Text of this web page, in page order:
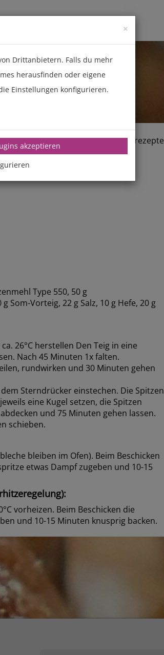
manz-backtechnik.de/rezepte
Type 550, 50 g
Som-Vorteig, 22 g Salz, 10 g Hefe, 20 g
26°C herstellen Den Teig in eine
Nach 45 Minuten 1x falten.
rundwirken und 30 Minuten gehen
Sterndrücker einstechen. Die Spitzen
eine Kugel setzen, die Spitzen
und 75 Minuten gehen lassen.
schieben.
bleiben im Ofen). Beim Beschicken
etwas Dampf zugeben und 10-15
vorheizen. Beim Beschicken die
und 10-15 Minuten knusprig backen.
×
Drittanbietern. Falls du mehr
herausfinden oder eigene
Einstellungen konfigurieren.
akzeptieren